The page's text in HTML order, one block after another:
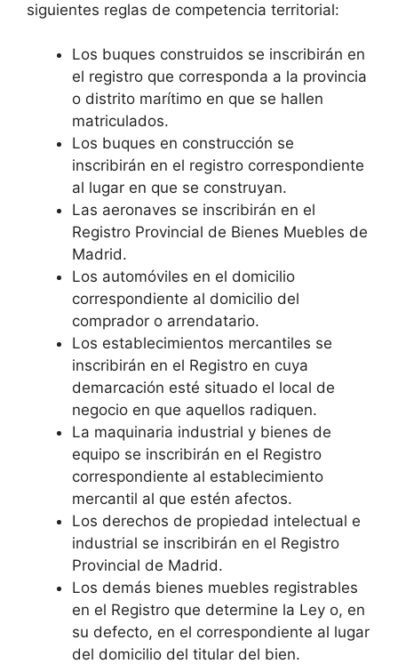
siguientes reglas de competencia territorial:
Los buques construidos se inscribirán en
el registro que corresponda a la provincia
o distrito marítimo en que se hallen
matriculados.
Los buques en construcción se
inscribirán en el registro correspondiente
al lugar en que se construyan.
Las aeronaves se inscribirán en el
Registro Provincial de Bienes Muebles de
Madrid.
Los automóviles en el domicilio
correspondiente al domicilio del
comprador o arrendatario.
Los establecimientos mercantiles se
inscribirán en el Registro en cuya
demarcación esté situado el local de
negocio en que aquellos radiquen.
La maquinaria industrial y bienes de
equipo se inscribirán en el Registro
correspondiente al establecimiento
mercantil al que estén afectos.
Los derechos de propiedad intelectual e
industrial se inscribirán en el Registro
Provincial de Madrid.
Los demás bienes muebles registrables
en el Registro que determine la Ley o, en
su defecto, en el correspondiente al lugar
del domicilio del titular del bien.